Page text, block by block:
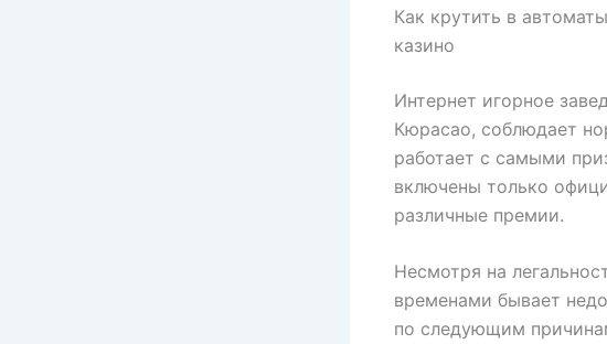
Как крутить в
казино
Интернет игорное
Кюрасао, соблюдает
работает с самыми
включены только
различные премии.
Несмотря на
временами бывает
по следующим